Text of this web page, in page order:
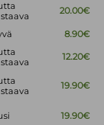
20.00€
8.90€
12.20€
19.90€
19.90€